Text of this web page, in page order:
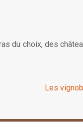
du choix, des
Les